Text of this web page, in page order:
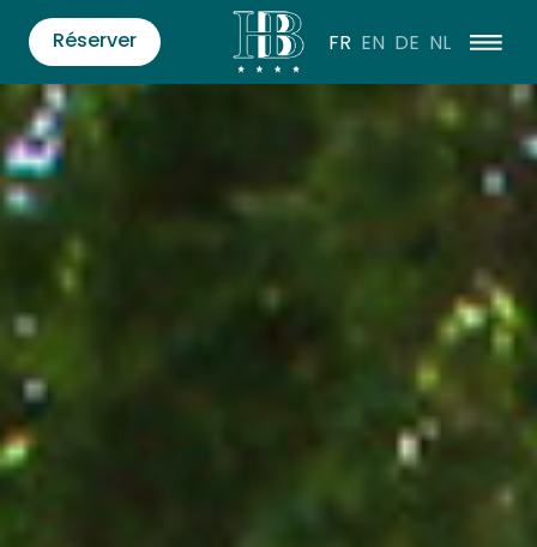
Réserver FR EN DE NL